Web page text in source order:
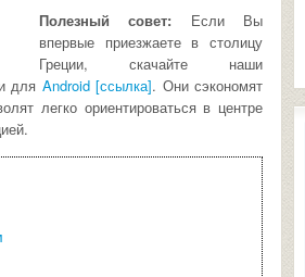
Полезный совет: Если Вы
впервые приезжаете в столицу
Греции, скачайте наши
и для Android [ссылка]. Они сэкономят
легко ориентироваться в центре